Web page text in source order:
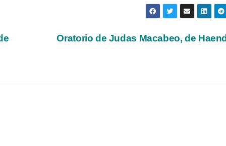
Oratorio de Judas Macabeo, de